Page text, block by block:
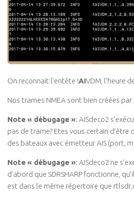
On reconnait l’entête !AIVDM, l’heure
Nos trames NMEA sont bien créées par
Note « débugage »: AISdeco2
pas de trame? Etes vous certain d’être
des bateaux avec émetteur AIS (port,
Note « débugage »: AISdeco2 ne
d’abord que SDRSHARP fonctionne,
est dans le même répertoire que